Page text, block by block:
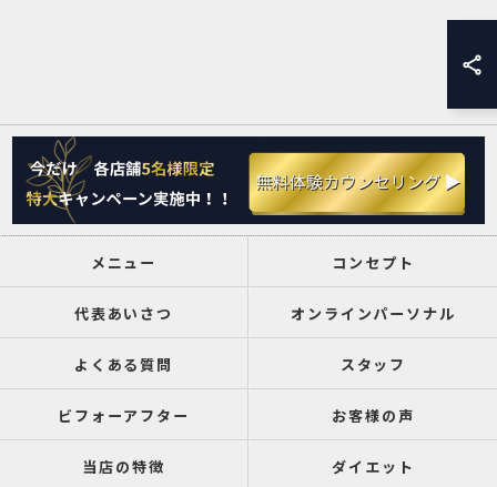
メニュー コンセプト
代表あいさつ オンラインパーソナル
よくある質問 スタッフ
ビフォーアフター お客様の声
当店の特徴 ダイエット